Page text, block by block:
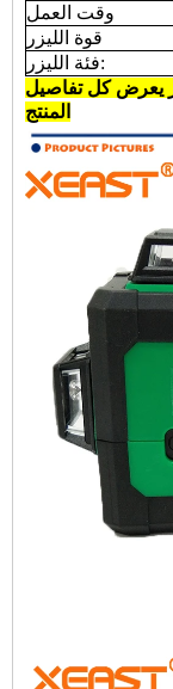
وقت العمل
قوة الليزر
فئة الليزر:
يعرض كل تفاصيل
المنتج